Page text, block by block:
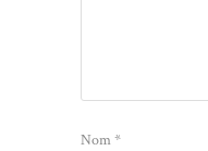
Nom*